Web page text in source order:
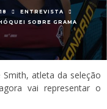
ENTREVISTA
SOBRE GRAMA
atleta da seleção
vai representar o